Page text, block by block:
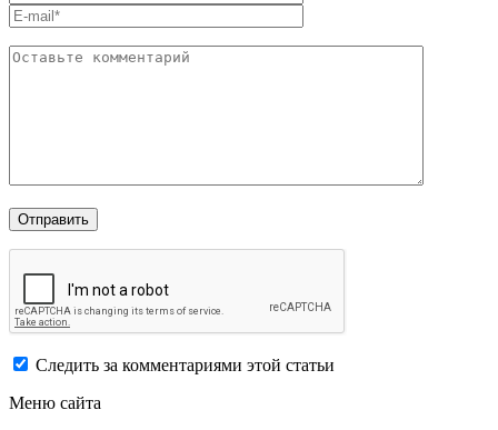
Следить за комментариями этой статьи
Меню сайта